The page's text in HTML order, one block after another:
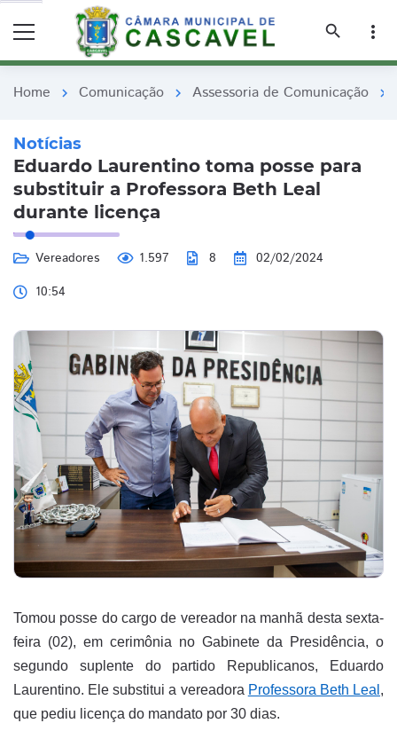
search
more_vert
Home chevron_right Comunicação chevron_right Assessoria de Comunicação chevron_right
Notícias
Eduardo Laurentino toma posse para
substituir a Professora Beth Leal
durante licença
Vereadores 1.597 8
02/02/2024
10:54
Tomou posse do cargo de vereador na manhã desta sexta-
feira (02), em cerimônia no Gabinete da Presidência, o
segundo suplente do partido Republicanos, Eduardo
Laurentino. Ele substitui a vereadora Professora Beth Leal ,
que pediu licença do mandato por 30 dias.